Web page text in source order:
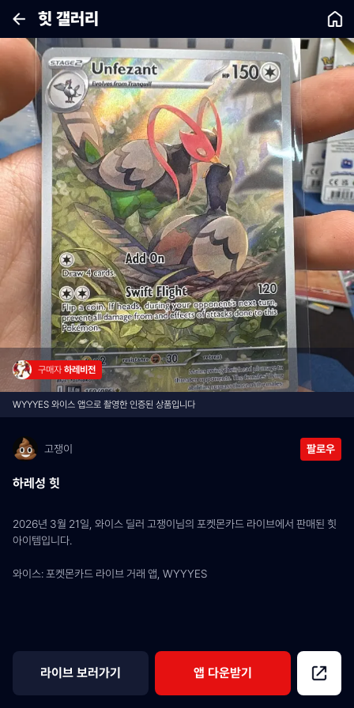
힛 갤러리
구매자 하레비전
WYYYES 와이스 앱으로 촬영한 인증된 상품입니다
고쟁이 팔로우
하레성 힛
2026년 3월 21일, 와이스 딜러 고쟁이님의 포켓몬카드 라이브에서 판매된 힛
아이템입니다.
와이스: 포켓몬카드 라이브 거래 앱, WYYYES
라이브 보러가기 앱 다운받기